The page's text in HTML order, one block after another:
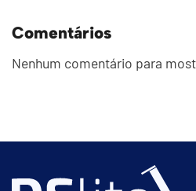
Comentários
Nenhum comentário para